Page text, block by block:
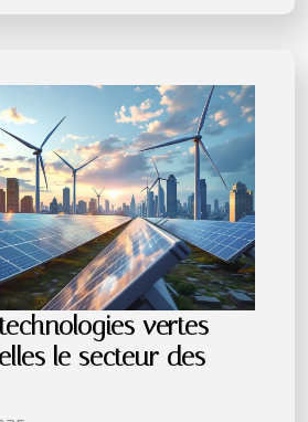
vertes
le secteur des